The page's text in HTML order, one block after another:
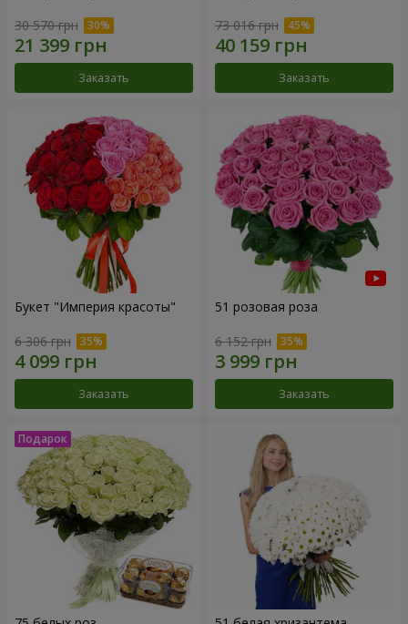
30 570 грн
Заказать
73 016 грн
Заказать
Букет "Империя красоты"
6 306 грн
Заказать
51 розовая роза
6 152 грн
Заказать